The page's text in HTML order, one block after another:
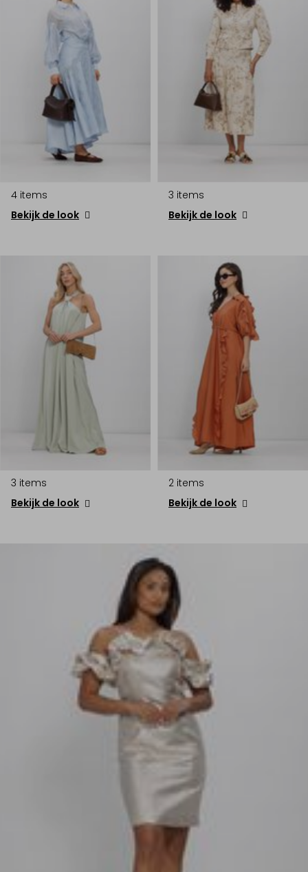
4 items
Bekijk de look
3 items
Bekijk de look
3 items
Bekijk de look
2 items
Bekijk de look